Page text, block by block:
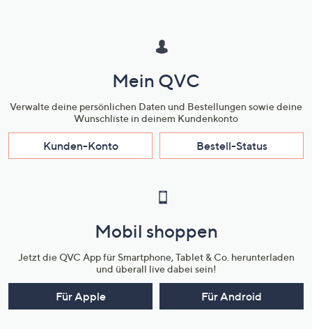
Mein QVC
Verwalte deine persönlichen Daten und Bestellungen sowie deine
Wunschliste in deinem Kundenkonto
Kunden-Konto Bestell-Status
Mobil shoppen
Jetzt die QVC App für Smartphone, Tablet & Co. herunterladen
und überall live dabei sein!
Für Apple Für Android